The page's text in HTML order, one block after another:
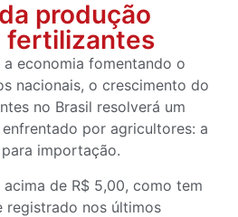
produção
fertilizantes
economia fomentando o
nacionais, o crescimento do
no Brasil resolverá um
por agricultores: a
importação.
de R$ 5,00, como tem
registrado nos últimos